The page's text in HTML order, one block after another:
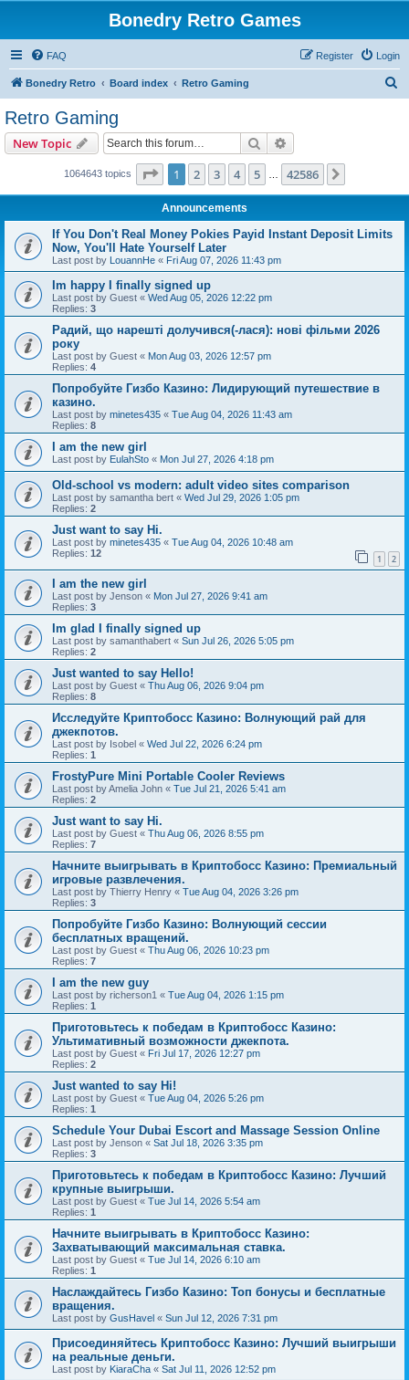
Bonedry Retro Games
FAQ Login
Register
Bonedry Retro Board index Retro Gaming
Retro Gaming
New Topic Search
1064643 topics Page 1of 42586
1 2 3 4 5 42586
Announcements
If You Don't Real Money Pokies Payid Instant Deposit Limits
Now, You'll Hate Yourself Later
Last post by LouannHe « Fri Aug 07, 2026 11:43 pm
Im happy I finally signed up
Last post by Guest « Wed Aug 05, 2026 12:22 pm
Replies: 3
Радий, що нарешті долучився(-лася): нові фільми 2026
року
Last post by Guest « Mon Aug 03, 2026 12:57 pm
Replies: 4
Попробуйте Гизбо Казино: Лидирующий путешествие в
казино.
Last post by minetes435 « Tue Aug 04, 2026 11:43 am
Replies: 8
I am the new girl
Last post by EulahSto « Mon Jul 27, 2026 4:18 pm
Old-school vs modern: adult video sites comparison
Last post by samantha bert « Wed Jul 29, 2026 1:05 pm
Replies: 2
Just want to say Hi.
Last post by minetes435 « Tue Aug 04, 2026 10:48 am
Replies: 12 1 2
I am the new girl
Last post by Jenson « Mon Jul 27, 2026 9:41 am
Replies: 3
Im glad I finally signed up
Last post by samanthabert « Sun Jul 26, 2026 5:05 pm
Replies: 2
Just wanted to say Hello!
Last post by Guest « Thu Aug 06, 2026 9:04 pm
Replies: 8
Исследуйте Криптобосс Казино: Волнующий рай для
джекпотов.
Last post by Isobel « Wed Jul 22, 2026 6:24 pm
Replies: 1
FrostyPure Mini Portable Cooler Reviews
Last post byAmelia John « Tue Jul 21, 2026 5:41 am
Replies: 2
Just want to say Hi.
Last post by Guest « Thu Aug 06, 2026 8:55 pm
Replies: 7
Начните выигрывать в Криптобосс Казино: Премиальный
игровые развлечения.
Last post by Thierry Henry « Tue Aug 04, 2026 3:26 pm
Replies: 3
Попробуйте Гизбо Казино: Волнующий сессии
бесплатных вращений.
Last post by Guest « Thu Aug 06, 2026 10:23 pm
Replies: 7
I am the new guy
Last post by richerson1 « Tue Aug 04, 2026 1:15 pm
Replies: 1
Приготовьтесь к победам в Криптобосс Казино:
Ультимативный возможности джекпота.
Last post by Guest « Fri Jul 17, 2026 12:27 pm
Replies: 2
Just wanted to say Hi!
Last post by Guest « Tue Aug 04, 2026 5:26 pm
Replies: 1
Schedule Your Dubai Escort and Massage Session Online
Last post by Jenson « Sat Jul 18, 2026 3:35 pm
Replies: 3
Приготовьтесь к победам в Криптобосс Казино: Лучший
крупные выигрыши.
Last post by Guest « Tue Jul 14, 2026 5:54 am
Replies: 1
Начните выигрывать в Криптобосс Казино:
Захватывающий максимальная ставка.
Last post by Guest « Tue Jul 14, 2026 6:10 am
Replies: 1
Наслаждайтесь Гизбо Казино: Топ бонусы и бесплатные
вращения.
Last post by GusHavel « Sun Jul 12, 2026 7:31 pm
Присоединяйтесь Криптобосс Казино: Лучший выигрыши
на реальные деньги.
Last post by KiaraCha « Sat Jul 11, 2026 12:52 pm